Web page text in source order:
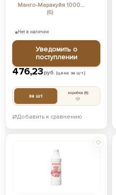
Манго-Маракуйя 1000г
(6)
476,23руб.(цена за шт.)
за шт. коробка(6)
Нет в наличии
Уведомить о
поступлении
⇄Добавить к сравнению